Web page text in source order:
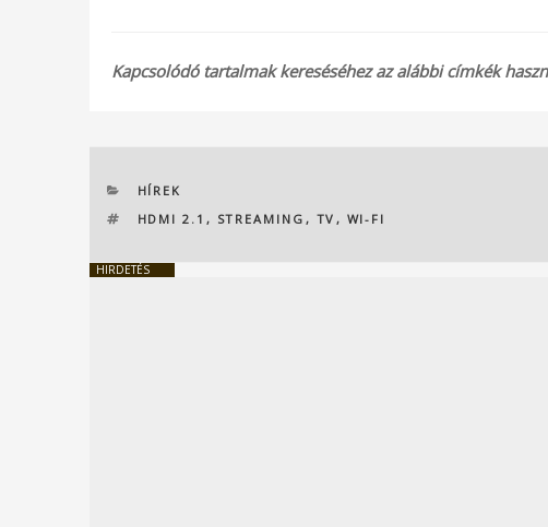
Kapcsolódó tartalmak kereséséhez az alábbi címkék
KATEGÓRIÁK
HÍREK
CÍMKÉK
HDMI 2.1 , STREAMING , TV , WI-FI
HIRDETÉS